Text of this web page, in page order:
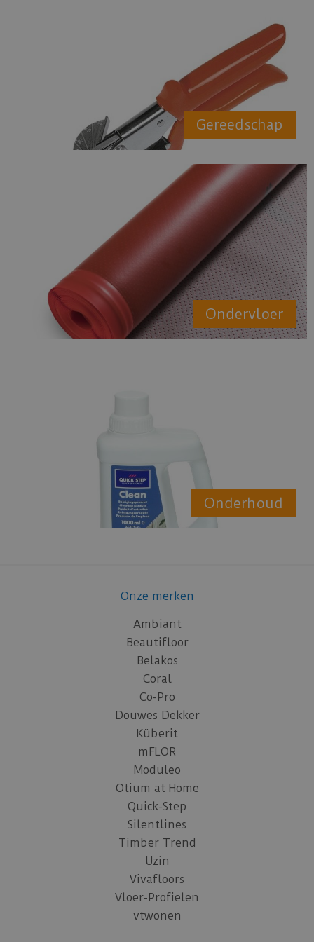
Gereedschap
Ondervloer
Onderhoud
Onze merken
Ambiant
Beautifloor
Belakos
Coral
Co-Pro
Douwes Dekker
Küberit
mFLOR
Moduleo
Otium at Home
Quick-Step
Silentlines
Timber Trend
Uzin
Vivafloors
Vloer-Profielen
vtwonen